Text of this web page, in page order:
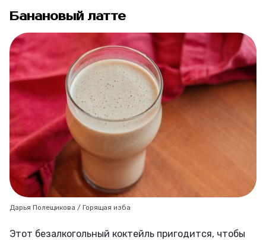
Банановый латте
Дарья Полещикова / Горящая изба
Этот безалкогольный коктейль пригодится, чтобы